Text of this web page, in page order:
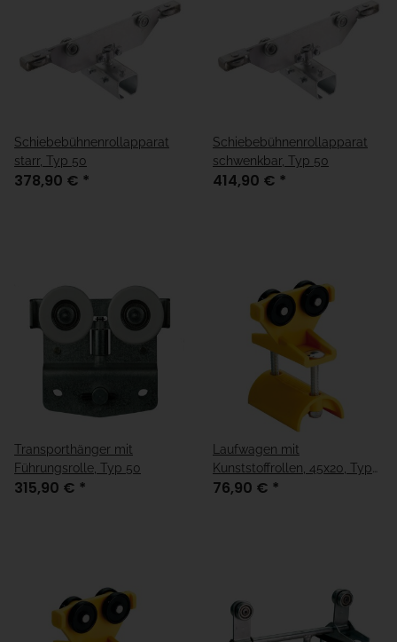
Schiebebühnenrollapparat
starr, Typ 50
378,90 € *
Schiebebühnenrollapparat
schwenkbar, Typ 50
414,90 € *
Transporthänger mit
Führungsrolle, Typ 50
315,90 € *
Laufwagen mit
Kunststoffrollen, 45x20, Typ
50
76,90 € *